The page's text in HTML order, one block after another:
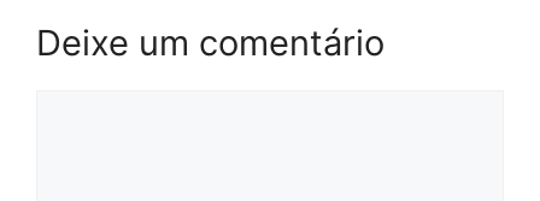
Deixe um comentário